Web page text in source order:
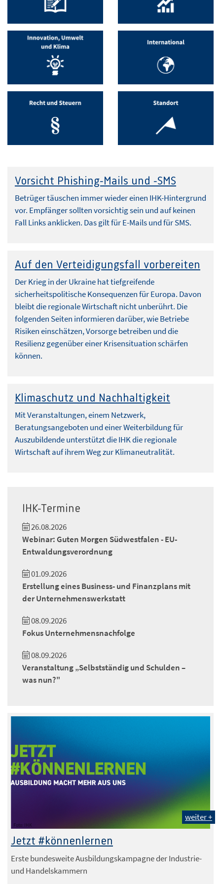
Vorsicht Phishing-Mails und -SMS
Betrüger täuschen immer wieder einen IHK-Hintergrund
vor. Empfänger sollten vorsichtig sein und auf keinen
Fall Links anklicken. Das gilt für E-Mails und für SMS.
Auf den Verteidigungsfall vorbereiten
Der Krieg in der Ukraine hat tiefgreifende
sicherheitspolitische Konsequenzen für Europa. Davon
bleibt die regionale Wirtschaft nicht unberührt. Die
folgenden Seiten informieren darüber, wie Betriebe
Risiken einschätzen, Vorsorge betreiben und die
Resilienz gegenüber einer Krisensituation schärfen
können.
Klimaschutz und Nachhaltigkeit
Mit Veranstaltungen, einem Netzwerk,
Beratungsangeboten und einer Weiterbildung für
Auszubildende unterstützt die IHK die regionale
Wirtschaft auf ihrem Weg zur Klimaneutralität.
IHK-Termine
26.08.2026
Webinar: Guten Morgen Südwestfalen - EU-
Entwaldungsverordnung
01.09.2026
Erstellung eines Business- und Finanzplans mit
der Unternehmenswerkstatt
08.09.2026
Fokus Unternehmensnachfolge
08.09.2026
Veranstaltung „Selbstständig und Schulden –
was nun?"
Foto: IHK
weiter +
Jetzt #könnenlernen
Erste bundesweite Ausbildungskampagne der Industrie-
und Handelskammern